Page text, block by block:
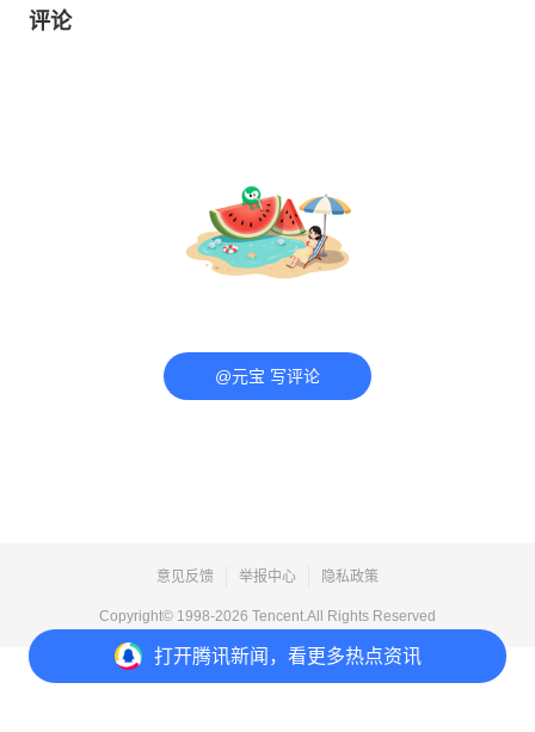
打开腾讯新闻，看更多热点资讯
评论
@元宝 写评论
意见反馈 举报中心 隐私政策
Copyright© 1998-2026 Tencent.All Rights Reserved